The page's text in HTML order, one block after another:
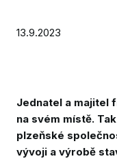
13.9.2023
Jednatel a majitel
na svém místě.
plzeňské
vývoji a výrobě